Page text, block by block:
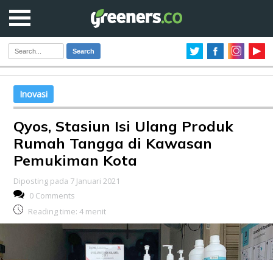
Search
Inovasi
Qyos, Stasiun Isi Ulang Produk
Rumah Tangga di Kawasan
Pemukiman Kota
Diposting pada 7 Januari 2021
0 Comments
Reading time: 4 menit